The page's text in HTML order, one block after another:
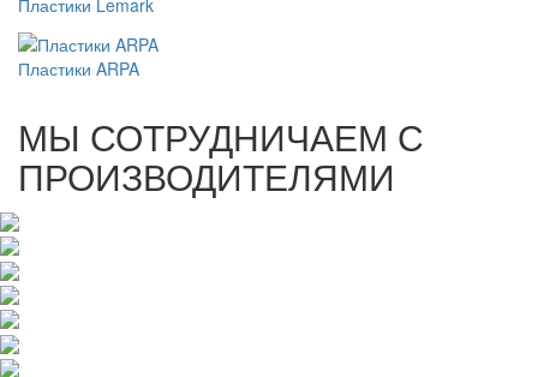
Пластики Lemark
Пластики ARPA
МЫ СОТРУДНИЧАЕМ С
ПРОИЗВОДИТЕЛЯМИ